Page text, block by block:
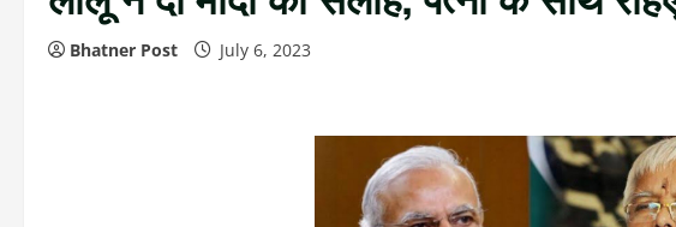
Bhatner Post July 6, 2023